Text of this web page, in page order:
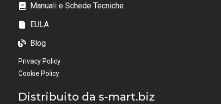
Manuali e Schede Tecniche
EULA
Blog
Privacy Policy
Cookie Policy
Distribuito da s-mart.biz